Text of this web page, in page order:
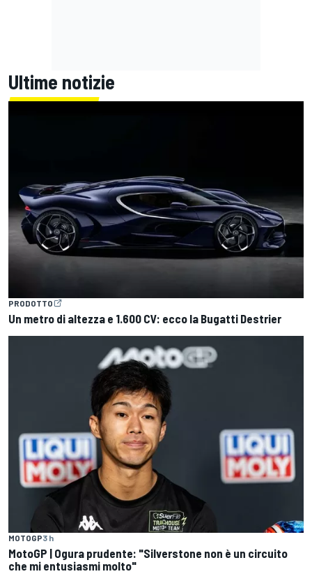
Ultime notizie
PRODOTTO
Un metro di altezza e 1.600 CV: ecco la Bugatti Destrier
MOTOGP3 h
MotoGP | Ogura prudente: "Silverstone non è un circuito
che mi entusiasmi molto"